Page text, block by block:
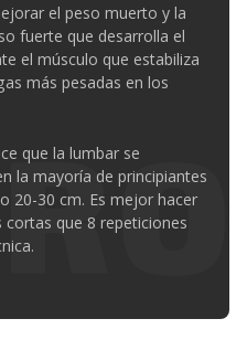
el peso muerto y la
fuerte que desarrolla el
el músculo que estabiliza
más pesadas en los
que la lumbar se
la mayoría de principiantes
20-30 cm. Es mejor hacer
que 8 repeticiones